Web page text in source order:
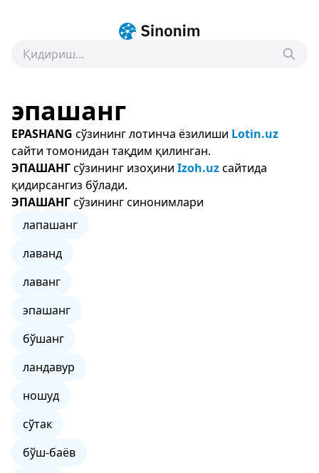
эпашанг
EPASHANG сўзининг лотинча ёзилиши Lotin.uz
сайти томонидан тақдим қилинган.
ЭПАШАНГсўзининг изоҳини Izoh.uzсайтида
қидирсангиз бўлади.
ЭПАШАНГсўзининг синонимлари
лапашанг
лаванд
лаванг
эпашанг
бўшанг
ландавур
ношуд
сўтак
бўш-баёв